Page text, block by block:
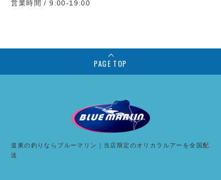
営業時間 / 9:00-19:00
PAGE TOP
道東の釣りならブルーマリン｜当店限定のオリカラルアーを全国配
送